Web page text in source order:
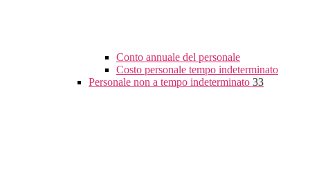
Conto annuale del personale
Costo personale tempo indeterminato
Personale non a tempo indeterminato 33